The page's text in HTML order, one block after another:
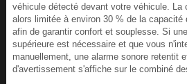
véhicule détecté devant votre véhicule. La
alors limitée à environ 30 % de la capacité
afin de garantir confort et souplesse. Si
supérieure est nécessaire et que vous
manuellement, une alarme sonore retentit
d'avertissement s'affiche sur le combiné